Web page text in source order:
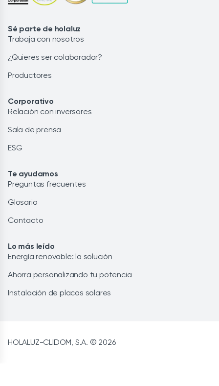
Sé parte de holaluz
Trabaja con nosotros
¿Quieres ser colaborador?
Productores
Corporativo
Relación con inversores
Sala de prensa
ESG
Te ayudamos
Preguntas frecuentes
Glosario
Contacto
Lo más leído
Energía renovable: la solución
Ahorra personalizando tu potencia
Instalación de placas solares
HOLALUZ-CLIDOM, S.A. © 2026